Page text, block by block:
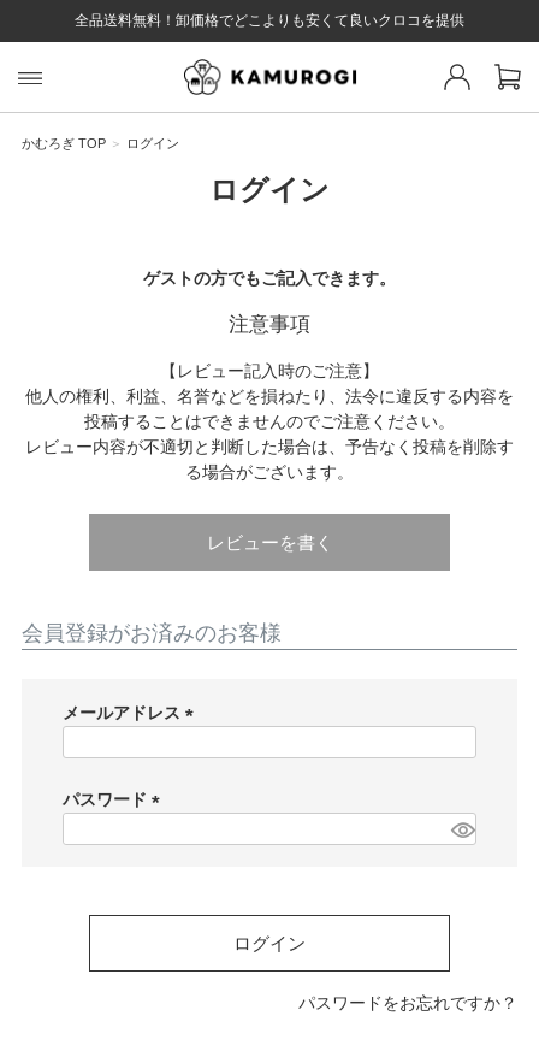
全品送料無料！卸価格でどこよりも安くて良いクロコを提供
ト 様
マイページ お気に入り
ーワード #キーワードキーワード #キーワ #キー
ッグ
布・革小物
戻る
かむろぎ TOP ログイン
ログイン
ゲストの方でもご記入できます。
注意事項
【レビュー記入時のご注意】
他人の権利、利益、名誉などを損ねたり、法令に違反する内容を
投稿することはできませんのでご注意ください。
レビュー内容が不適切と判断した場合は、予告なく投稿を削除す
る場合がございます。
レビューを書く
会員登録がお済みのお客様
メールアドレス
)
パスワード
ログイン
パスワードをお忘れですか？